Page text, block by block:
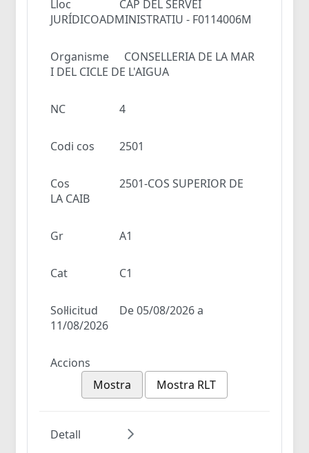
Lloc
CAP DEL SERVEI
JURÍDICOADMINISTRATIU - F0114006M
Organisme
CONSELLERIA DE LA MAR
I DEL CICLE DE L'AIGUA
NC 4
Codi cos 2501
Cos
2501-COS SUPERIOR DE
LA CAIB
Gr A1
Cat C1
Sol·licitud
De 05/08/2026 a
11/08/2026
Accions
Mostra
Mostra RLT
Detall